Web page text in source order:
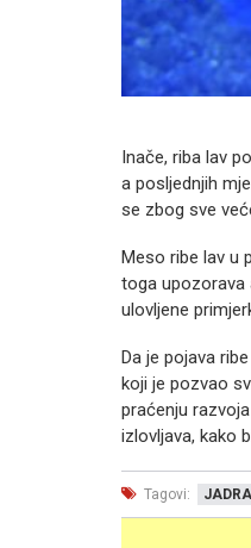
Inače, riba lav
a posljednjih
se zbog sve
Meso ribe lav u
toga upozorava
ulovljene
Da je pojava
koji je pozvao
praćenju
izlovljava, kako
Tagovi: